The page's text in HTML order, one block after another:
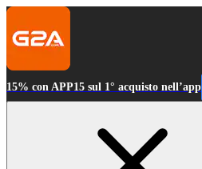
15% con APP15 sul 1° acquisto nell’app